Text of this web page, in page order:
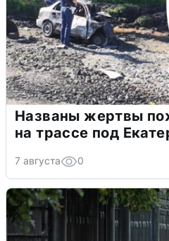
Названы жертвы
на трассе под
7 августа 0